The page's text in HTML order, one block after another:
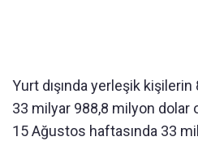
Yurt dışında yerleşik
33 milyar 988,8 milyon
15 Ağustos haftasında 33